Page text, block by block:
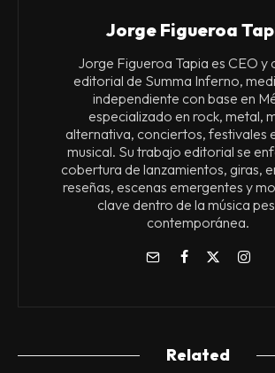
Jorge Figueroa
Jorge Figueroa Tapia es CEO y
editorial de Summa Inferno,
independiente con base en
especializado en rock, metal,
alternativa, conciertos, festivales
musical. Su trabajo editorial se
cobertura de lanzamientos, giras,
reseñas, escenas emergentes y
clave dentro de la música
contemporánea.
Related